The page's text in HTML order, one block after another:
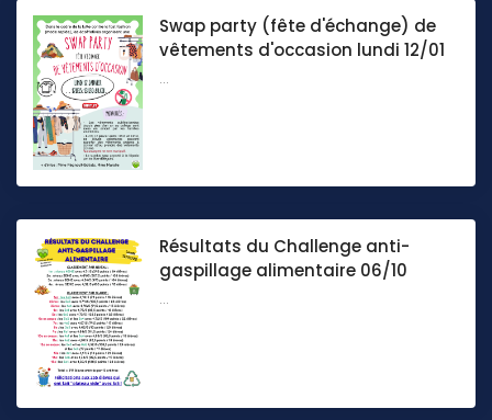
Swap party (fête d'échange) de
vêtements d'occasion lundi 12/01
...
Résultats du Challenge anti-
gaspillage alimentaire 06/10
...